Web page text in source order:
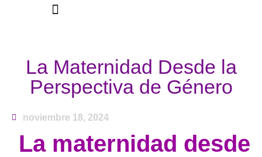
La Maternidad Desde la
Perspectiva de Género
noviembre 18, 2024
La maternidad desde